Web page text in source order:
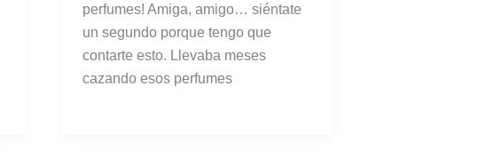
perfumes! Amiga, amigo… siéntate
un segundo porque tengo que
contarte esto. Llevaba meses
cazando esos perfumes